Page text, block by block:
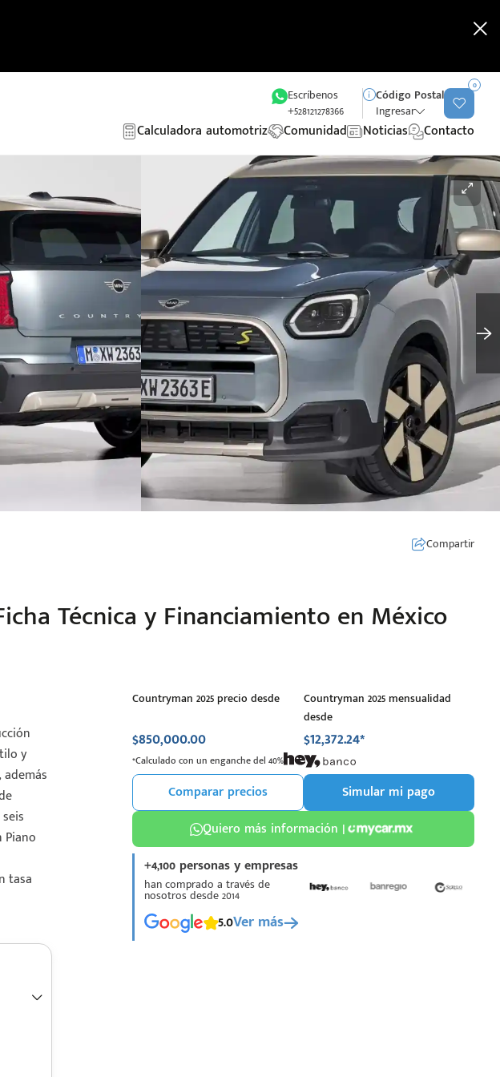
Escríbenos
+528121278366
Código Postal
Ingresar
0
Calculadora automotriz Comunidad Noticias Contacto
Compartir
Técnica y Financiamiento en México
y
tasa
Countryman 2025 precio desde
$850,000.00
Countryman 2025 mensualidad
desde
$12,372.24*
*Calculado con un enganche del 40%
Comparar precios
Simular mi pago
Quiero más información |
+4,100 personas y empresas
han comprado a través de
nosotros desde 2014
5.0Ver más